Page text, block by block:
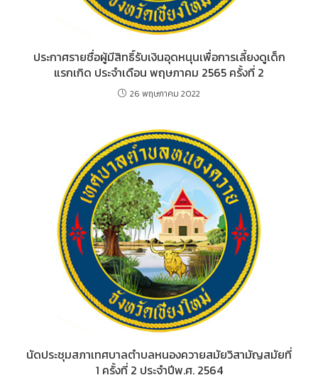
ประกาศรายชื่อผู้มีสิทธิ์รับเงินอุดหนุนเพื่อการเลี้ยงดูเด็ก
แรกเกิด ประจำเดือน พฤษภาคม 2565 ครั้งที่ 2
26 พฤษภาคม 2022
นัดประชุมสภาเทศบาลตำบลหนองควายสมัยวิสามัญสมัยที่
1 ครั้งที่ 2 ประจำปีพ.ศ. 2564